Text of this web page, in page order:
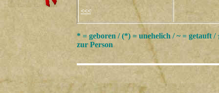
<<<
* = geboren / (*) = unehelich / ~ = getauft /
zur Person